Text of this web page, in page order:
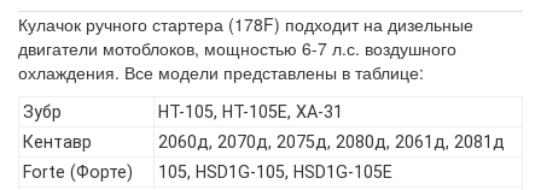
Кулачок ручного стартера (178F) подходит на дизельные
двигатели мотоблоков, мощностью 6-7 л.с. воздушного
охлаждения. Все модели представлены в таблице:
Зубр
HT-105, HT-105E, ХА-31
Кентавр
2060д, 2070д, 2075д, 2080д, 2061д, 2081д
Forte (Форте)
105, HSD1G-105, HSD1G-105E